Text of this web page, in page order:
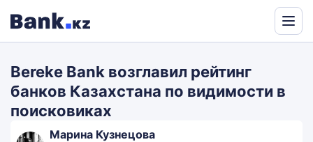
Translate
Bereke Bank возглавил рейтинг
банков Казахстана по видимости в
поисковиках
Марина Кузнецова